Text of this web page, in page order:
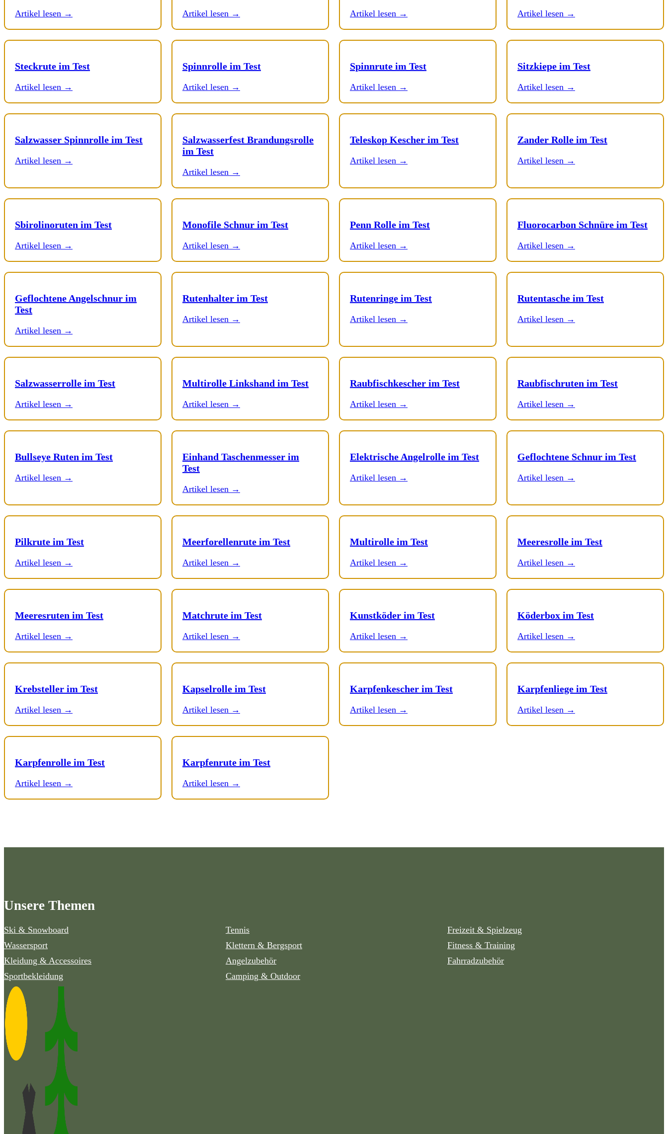
Artikel lesen → Artikel lesen → Artikel lesen → Artikel lesen →
Steckrute im Test
Artikel lesen →
Spinnrolle im Test
Artikel lesen →
Spinnrute im Test
Artikel lesen →
Sitzkiepe im Test
Artikel lesen →
Salzwasser Spinnrolle im Test
Artikel lesen →
Salzwasserfest Brandungsrolle
im Test
Artikel lesen →
Teleskop Kescher im Test
Artikel lesen →
Zander Rolle im Test
Artikel lesen →
Sbirolinoruten im Test
Artikel lesen →
Monofile Schnur im Test
Artikel lesen →
Penn Rolle im Test
Artikel lesen →
Fluorocarbon Schnüre im Test
Artikel lesen →
Geflochtene Angelschnur im
Test
Artikel lesen →
Rutenhalter im Test
Artikel lesen →
Rutenringe im Test
Artikel lesen →
Rutentasche im Test
Artikel lesen →
Salzwasserrolle im Test
Artikel lesen →
Multirolle Linkshand im Test
Artikel lesen →
Raubfischkescher im Test
Artikel lesen →
Raubfischruten im Test
Artikel lesen →
Bullseye Ruten im Test
Artikel lesen →
Einhand Taschenmesser im
Test
Artikel lesen →
Elektrische Angelrolle im Test
Artikel lesen →
Geflochtene Schnur im Test
Artikel lesen →
Pilkrute im Test
Artikel lesen →
Meerforellenrute im Test
Artikel lesen →
Multirolle im Test
Artikel lesen →
Meeresrolle im Test
Artikel lesen →
Meeresruten im Test
Artikel lesen →
Matchrute im Test
Artikel lesen →
Kunstköder im Test
Artikel lesen →
Köderbox im Test
Artikel lesen →
Krebsteller im Test
Artikel lesen →
Kapselrolle im Test
Artikel lesen →
Karpfenkescher im Test
Artikel lesen →
Karpfenliege im Test
Artikel lesen →
Karpfenrolle im Test
Artikel lesen →
Karpfenrute im Test
Artikel lesen →
Unsere Themen
Ski & Snowboard Tennis
Freizeit & Spielzeug
Wassersport
Klettern & Bergsport
Fitness & Training
Kleidung & Accessoires
Angelzubehör
Fahrradzubehör
Sportbekleidung
Camping & Outdoor